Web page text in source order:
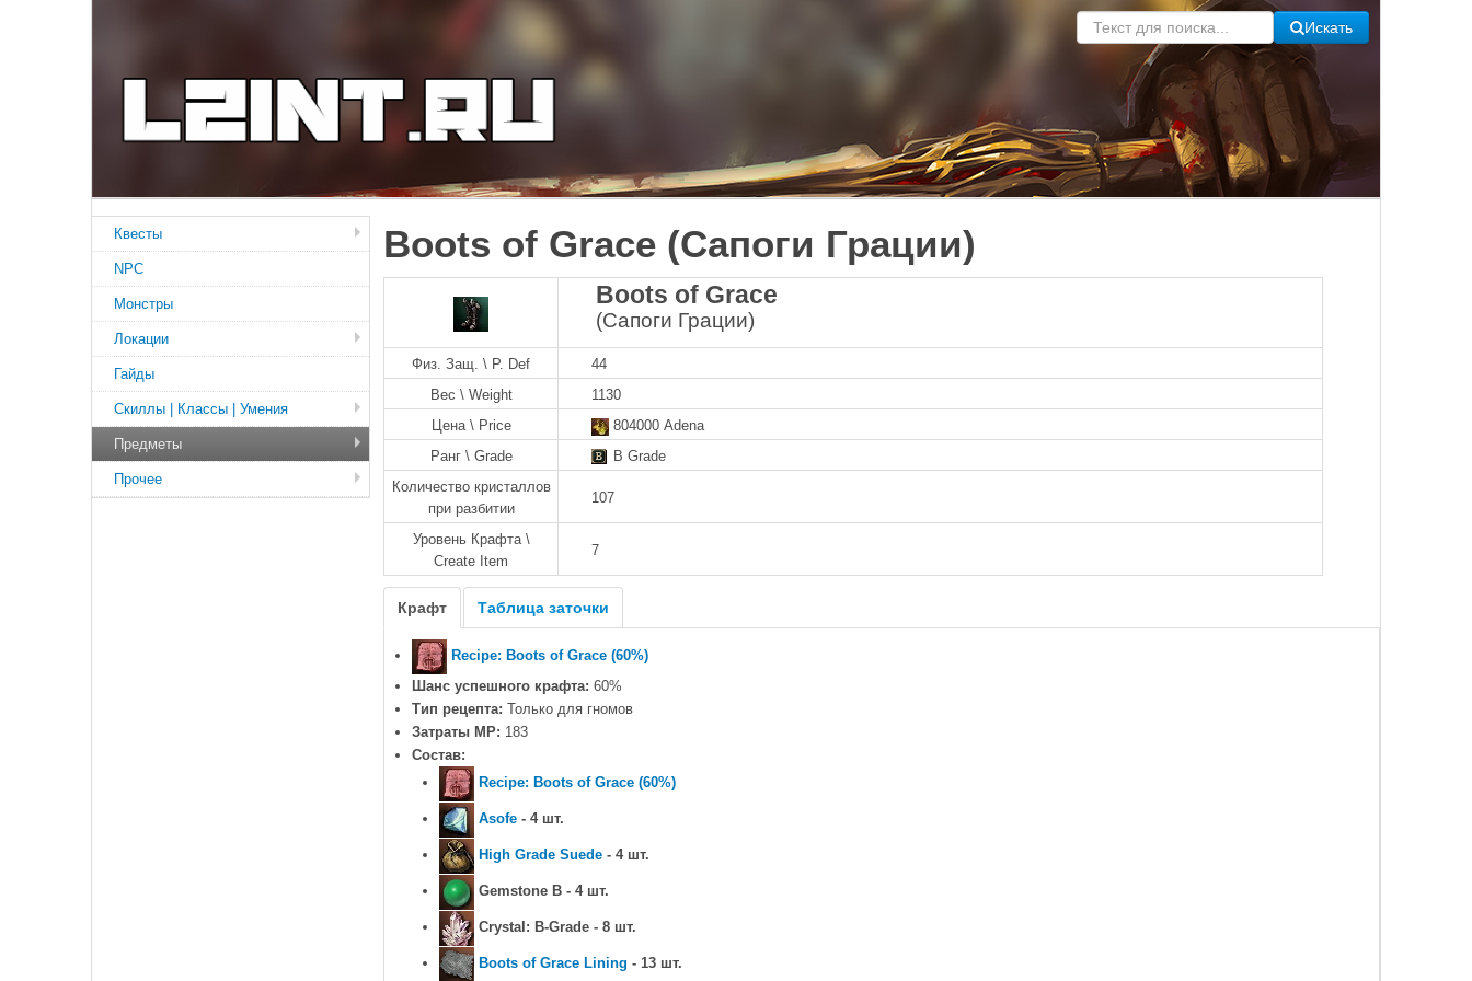
Искать
Boots of Grace (Сапоги Грации)
Boots of Grace
(Сапоги Грации)
Физ. Защ. \ P. Def
44
Вес \ Weight
1130
Цена \ Price
804000 Adena
Ранг \ Grade
B Grade
Количество кристаллов
при разбитии
107
Уровень Крафта \
Create Item
7
Крафт Таблица заточки
Recipe: Boots of Grace (60%)
Шанс успешного крафта: 60%
Тип рецепта: Только для гномов
Затраты MP: 183
Состав:
Recipe: Boots of Grace (60%)
Asofe - 4 шт.
High Grade Suede - 4 шт.
Gemstone B - 4 шт.
Crystal: B-Grade - 8 шт.
Boots of Grace Lining - 13 шт.
Квесты
NPC
Монстры
Локации
Гайды
Скиллы | Классы | Умения
Предметы
Прочее